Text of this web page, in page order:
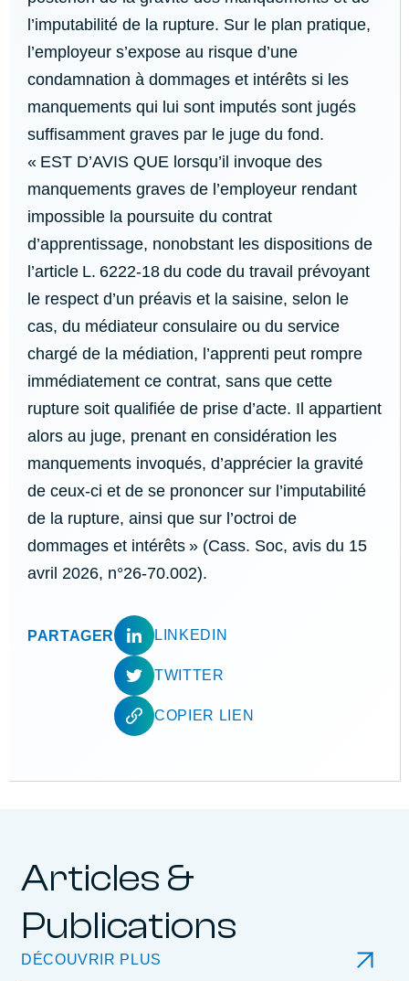
l’imputabilité de la rupture. Sur le plan pratique,
l’employeur s’expose au risque d’une
condamnation à dommages et intérêts si les
manquements qui lui sont imputés sont jugés
suffisamment graves par le juge du fond.
« EST D’AVIS QUE lorsqu’il invoque des
manquements graves de l’employeur rendant
impossible la poursuite du contrat
d’apprentissage, nonobstant les dispositions de
l’article L. 6222-18 du code du travail prévoyant
le respect d’un préavis et la saisine, selon le
cas, du médiateur consulaire ou du service
chargé de la médiation, l’apprenti peut rompre
immédiatement ce contrat, sans que cette
rupture soit qualifiée de prise d’acte. Il appartient
alors au juge, prenant en considération les
manquements invoqués, d’apprécier la gravité
de ceux-ci et de se prononcer sur l’imputabilité
de la rupture, ainsi que sur l’octroi de
dommages et intérêts » (Cass. Soc, avis du 15
avril 2026, n°26-70.002).
PARTAGER LINKEDIN
TWITTER
COPIER LIEN
Articles &
Publications
DÉCOUVRIR PLUS